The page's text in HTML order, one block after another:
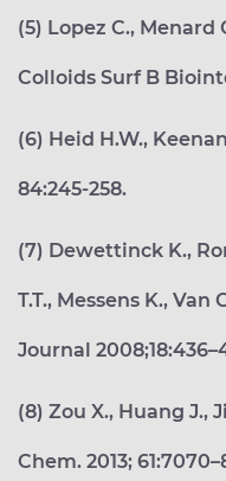
(5) Lopez C.,
Colloids Surf B
(6) Heid H.W.,
84:245-258.
(7) Dewettinck K.,
T.T., Messens K.,
Journal
(8) Zou X., Huang J.,
Chem. 2013;